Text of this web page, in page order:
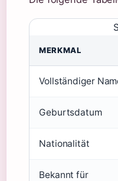
MERKMAL
Vollständiger
Geburtsdatum
Nationalität
Bekannt für